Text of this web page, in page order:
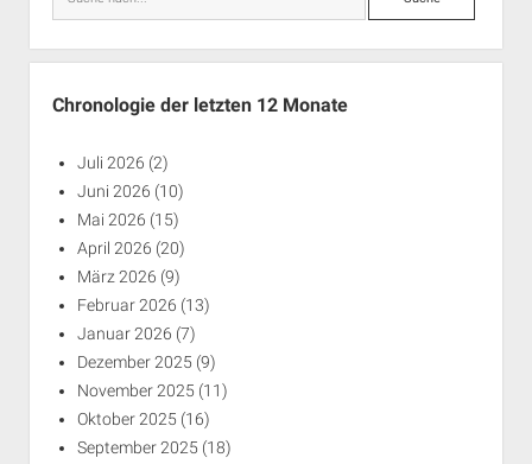
Chronologie der letzten 12 Monate
Juli 2026 (2)
Juni 2026 (10)
Mai 2026 (15)
April 2026 (20)
März 2026 (9)
Februar 2026 (13)
Januar 2026 (7)
Dezember 2025 (9)
November 2025 (11)
Oktober 2025 (16)
September 2025 (18)